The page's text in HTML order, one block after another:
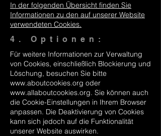
In der folgenden Übersicht finden Sie
Informationen zu den auf unserer Website
verwendeten Cookies.
4. Optionen:
Für weitere Informationen zur Verwaltung
von Cookies, einschließlich Blockierung und
Löschung, besuchen Sie bitte
www.aboutcookies.org oder
www.allaboutcookies.org. Sie können auch
die Cookie-Einstellungen in Ihrem Browser
anpassen. Die Deaktivierung von Cookies
kann sich jedoch auf die Funktionalität
unserer Website auswirken.